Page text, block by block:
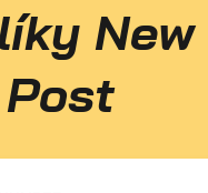
New